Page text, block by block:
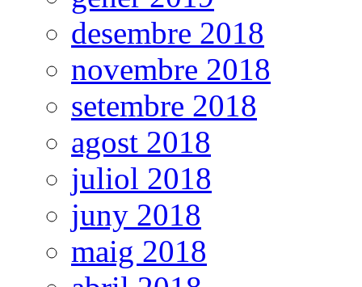
desembre 2018
novembre 2018
setembre 2018
agost 2018
juliol 2018
juny 2018
maig 2018